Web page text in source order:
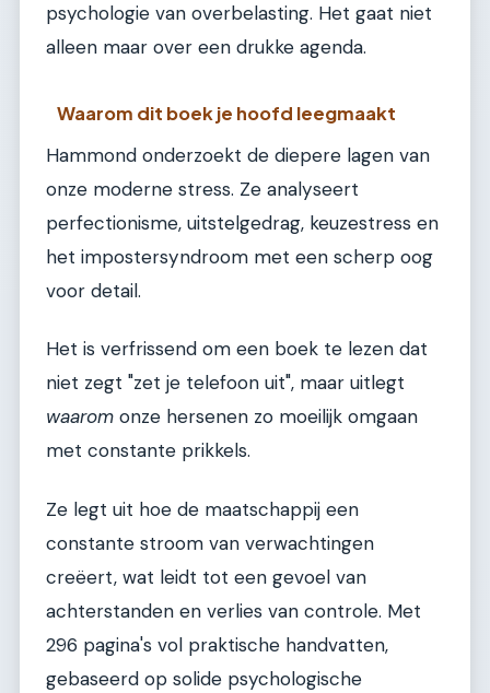
psychologie van overbelasting. Het gaat niet
alleen maar over een drukke agenda.
Waarom dit boek je hoofd leegmaakt
Hammond onderzoekt de diepere lagen van
onze moderne stress. Ze analyseert
perfectionisme, uitstelgedrag, keuzestress en
het impostersyndroom met een scherp oog
voor detail.
Het is verfrissend om een boek te lezen dat
niet zegt "zet je telefoon uit", maar uitlegt
waarom onze hersenen zo moeilijk omgaan
met constante prikkels.
Ze legt uit hoe de maatschappij een
constante stroom van verwachtingen
creëert, wat leidt tot een gevoel van
achterstanden en verlies van controle. Met
296 pagina's vol praktische handvatten,
gebaseerd op solide psychologische